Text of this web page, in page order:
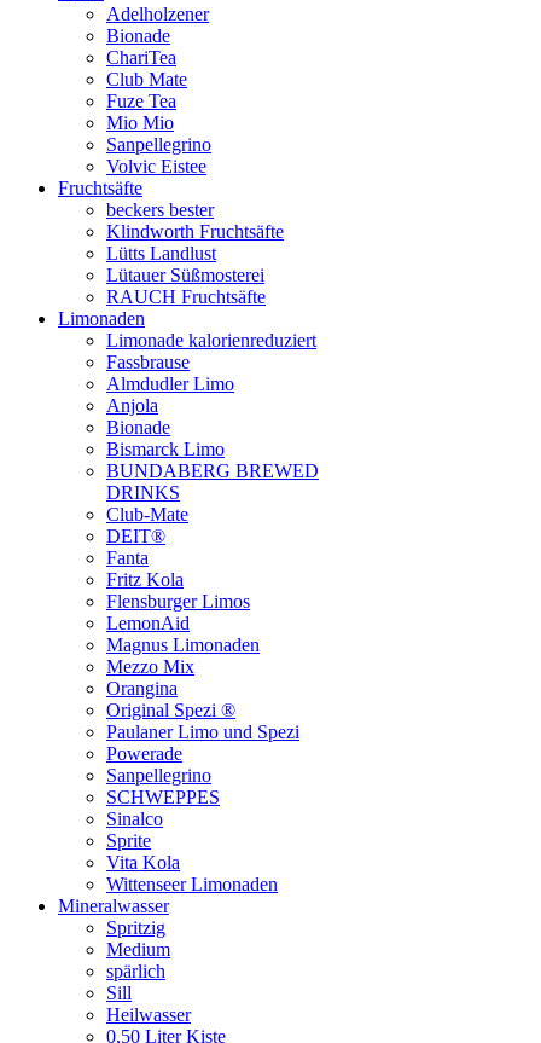
Adelholzener
Bionade
ChariTea
Club Mate
Fuze Tea
Mio Mio
Sanpellegrino
Volvic Eistee
Fruchtsäfte
beckers bester
Klindworth Fruchtsäfte
Lütts Landlust
Lütauer Süßmosterei
RAUCH Fruchtsäfte
Limonaden
Limonade kalorienreduziert
Fassbrause
Almdudler Limo
Anjola
Bionade
Bismarck Limo
BUNDABERG BREWED
DRINKS
Club-Mate
DEIT®
Fanta
Fritz Kola
Flensburger Limos
LemonAid
Magnus Limonaden
Mezzo Mix
Orangina
Original Spezi ®
Paulaner Limo und Spezi
Powerade
Sanpellegrino
SCHWEPPES
Sinalco
Sprite
Vita Kola
Wittenseer Limonaden
Mineralwasser
Spritzig
Medium
spärlich
Sill
Heilwasser
0,50 Liter Kiste